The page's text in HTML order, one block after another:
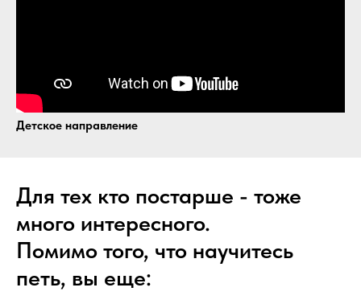
Детское направление
Для тех кто постарше - тоже
много интересного.
Помимо того, что научитесь
петь, вы еще: